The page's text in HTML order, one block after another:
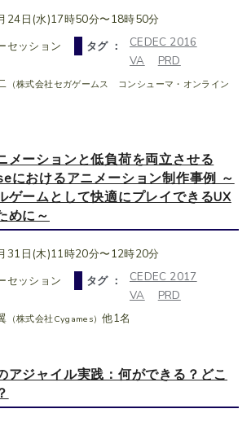
24日(水)17時50分〜18時50分
セッション タグ ：
CEDEC 2016
VA
PRD
（株式会社セガゲームス コンシューマ・オンライン
メーションと低負荷を両立させる
におけるアニメーション制作事例 ～
ゲームとして快適にプレイできるUX
めに～
31日(木)11時20分〜12時20分
セッション タグ ：
CEDEC 2017
VA
PRD
（株式会社Cygames）他1名
アジャイル実践：何ができる？どこ